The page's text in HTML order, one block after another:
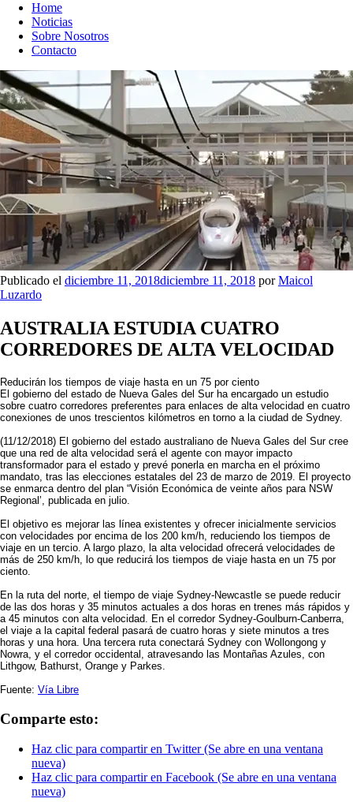
Home
Noticias
Sobre Nosotros
Contacto
Publicado el diciembre 11, 2018diciembre 11, 2018 porMaicol
Luzardo
AUSTRALIA ESTUDIA CUATRO
CORREDORES DE ALTA VELOCIDAD
Reducirán los tiempos de viaje hasta en un 75 por ciento
El gobierno del estado de Nueva Gales del Sur ha encargado un estudio
sobre cuatro corredores preferentes para enlaces de alta velocidad en cuatro
conexiones de unos trescientos kilómetros en torno a la ciudad de Sydney.
(11/12/2018) El gobierno del estado australiano de Nueva Gales del Sur cree
que una red de alta velocidad será el agente con mayor impacto
transformador para el estado y prevé ponerla en marcha en el próximo
mandato, tras las elecciones estatales del 23 de marzo de 2019. El proyecto
se enmarca dentro del plan “Visión Económica de veinte años para NSW
Regional’, publicada en julio.
El objetivo es mejorar las línea existentes y ofrecer inicialmente servicios
con velocidades por encima de los 200 km/h, reduciendo los tiempos de
viaje en un tercio. A largo plazo, la alta velocidad ofrecerá velocidades de
más de 250 km/h, lo que reducirá los tiempos de viaje hasta en un 75 por
ciento.
En la ruta del norte, el tiempo de viaje Sydney-Newcastle se puede reducir
de las dos horas y 35 minutos actuales a dos horas en trenes más rápidos y
a 45 minutos con alta velocidad. En el corredor Sydney-Goulburn-Canberra,
el viaje a la capital federal pasará de cuatro horas y siete minutos a tres
horas y una hora. Una tercera ruta conectará Sydney con Wollongong y
Nowra, y el corredor occidental, atravesando las Montañas Azules, con
Lithgow, Bathurst, Orange y Parkes.
Fuente: Vía Libre
Comparte esto:
Haz clic para compartir en Twitter (Se abre en una ventana
nueva)
Haz clic para compartir en Facebook (Se abre en una ventana
nueva)